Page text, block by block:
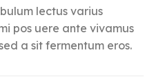
lectus varius
pos uere ante vivamus
a sit fermentum eros.